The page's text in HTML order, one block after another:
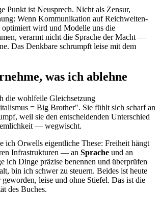
Punkt ist Neusprech. Nicht als Zensur,
Wenn Kommunikation auf Reichweiten-
optimiert wird und Modelle uns die
verarmt nicht die Sprache der Macht —
Das Denkbare schrumpft leise mit dem
was ich ablehne
die wohlfeile Gleichsetzung
= Big Brother". Sie fühlt sich scharf an
weil sie den entscheidenden Unterschied
— wegwischt.
ich Orwells eigentliche These: Freiheit hängt
Infrastrukturen — an Sprache und an
ich Dinge präzise benennen und überprüfen
bin ich schwer zu steuern. Beides ist heute
leise und ohne Stiefel. Das ist die
des Buches.